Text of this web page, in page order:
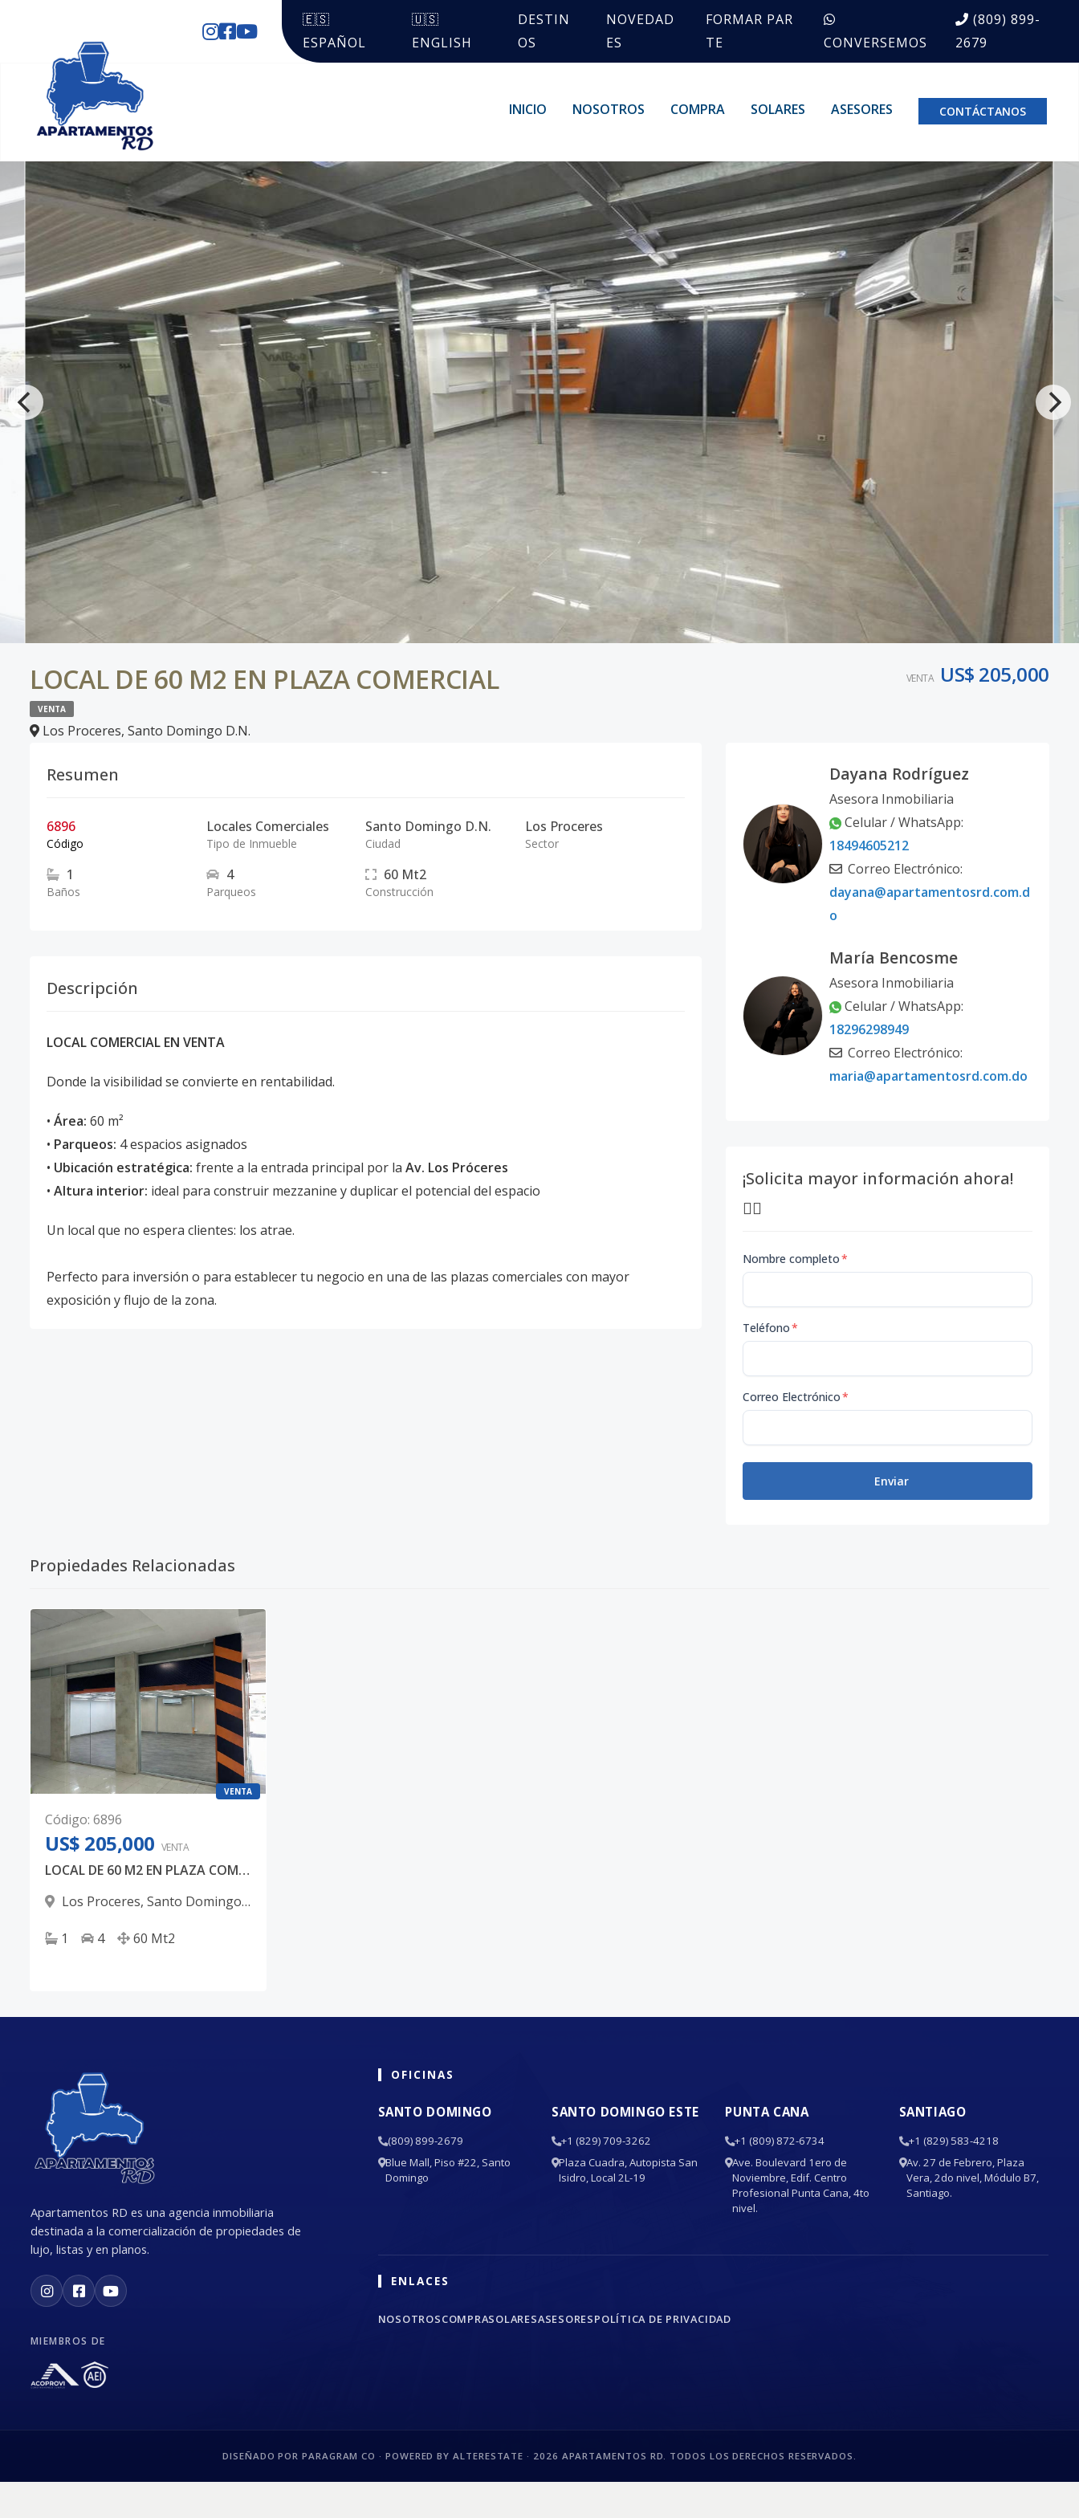
🇪🇸
ESPAÑOL
🇺🇸
ENGLISH
DESTIN
OS
NOVEDAD
ES
FORMAR PAR
TE
CONVERSEMOS
(809) 899-
2679
INICIO NOSOTROS COMPRA SOLARES ASESORES CONTÁCTANOS
LOCAL DE 60 M2 EN PLAZA COMERCIAL
VENTA
Los Proceres, Santo Domingo D.N.
VENTA US$ 205,000
Resumen
6896
Código
Locales Comerciales
Tipo de Inmueble
Santo Domingo D.N.
Ciudad
Los Proceres
Sector
1
Baños
4
Parqueos
60 Mt2
Construcción
Descripción
LOCAL COMERCIAL EN VENTA
Donde la visibilidad se convierte en rentabilidad.
• Área: 60 m²
• Parqueos: 4 espacios asignados
• Ubicación estratégica: frente a la entrada principal por la Av. Los Próceres
• Altura interior: ideal para construir mezzanine y duplicar el potencial del espacio
Un local que no espera clientes: los atrae.
Perfecto para inversión o para establecer tu negocio en una de las plazas comerciales con mayor
exposición y flujo de la zona.
Dayana Rodríguez
Asesora Inmobiliaria
Celular / WhatsApp:
18494605212
Correo Electrónico:
dayana@apartamentosrd.com.d
o
María Bencosme
Asesora Inmobiliaria
Celular / WhatsApp:
18296298949
Correo Electrónico:
maria@apartamentosrd.com.do
¡Solicita mayor información ahora!
👇🏽
Nombre completo*
Teléfono*
Correo Electrónico*
Enviar
Propiedades Relacionadas
VENTA
Código: 6896
US$ 205,000 VENTA
LOCAL DE 60 M2 EN PLAZA COMERCIAL
Los Proceres, Santo Domingo
1
4 60 Mt2
Apartamentos RD es una agencia inmobiliaria
destinada a la comercialización de propiedades de
lujo, listas y en planos.
MIEMBROS DE
OFICINAS
SANTO DOMINGO
(809) 899-2679
Blue Mall, Piso #22, Santo
Domingo
SANTO DOMINGO ESTE
+1 (829) 709-3262
Plaza Cuadra, Autopista San
Isidro, Local 2L-19
PUNTA CANA
+1 (809) 872-6734
Ave. Boulevard 1ero de
Noviembre, Edif. Centro
Profesional Punta Cana, 4to
nivel.
SANTIAGO
+1 (829) 583-4218
Av. 27 de Febrero, Plaza
Vera, 2do nivel, Módulo B7,
Santiago.
ENLACES
NOSOTROSCOMPRASOLARESASESORESPOLÍTICA DE PRIVACIDAD
DISEÑADO POR PARAGRAM CO · POWERED BY ALTERESTATE · 2026 APARTAMENTOS RD. TODOS LOS DERECHOS RESERVADOS.